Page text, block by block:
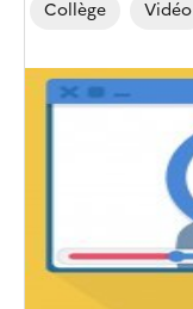
Collège Vidéo